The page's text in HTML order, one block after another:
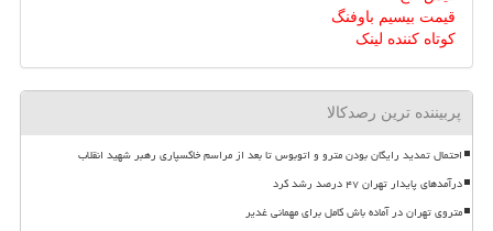
قیمت بیسیم باوفنگ
کوتاه کننده لینک
پربیننده ترین رصدکالا
احتمال تمدید رایگان بودن مترو و اتوبوس تا بعد از مراسم خاکسپاری رهبر شهید انقلاب
درآمدهای پایدار تهران ۴۷ درصد رشد کرد
متروی تهران در آماده باش کامل برای مهمانی غدیر